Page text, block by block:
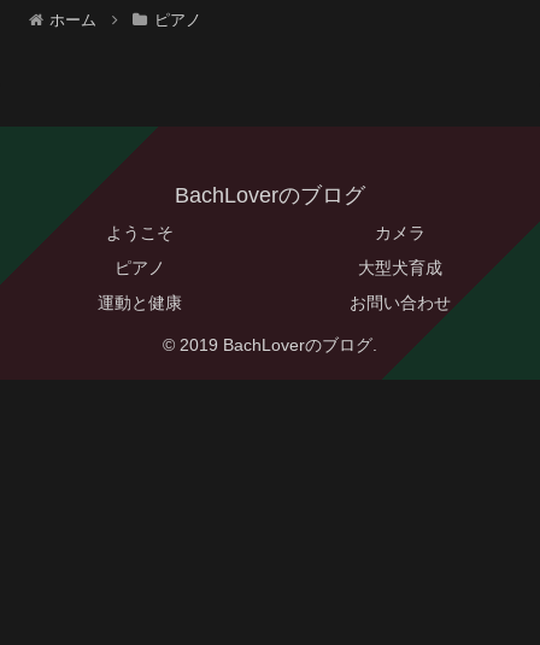
ホーム ピアノ
BachLoverのブログ
ようこそ
カメラ
ピアノ
大型犬育成
運動と健康
お問い合わせ
© 2019 BachLoverのブログ.